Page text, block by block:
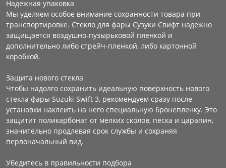
Надежная упаковка
Мы уделяем особое внимание сохранности товара при
транспортировке. Стекло для фары Сузуки Свифт надежно
защищается воздушно-пузырьковой пленкой и
дополнительно либо стрейч-пленкой, либо картонной
коробкой.
Защита нового стекла
Чтобы надолго сохранить идеальную поверхность нового
стекла фары Suzuki Swift 3, рекомендуем сразу после
установки наклеить на него специальную бронепленку. Это
защитит поликарбонат от мелких сколов, песка и царапин,
значительно продлевая срок службы и сохраняя
первоначальный вид.
Убедитесь в правильности подбора